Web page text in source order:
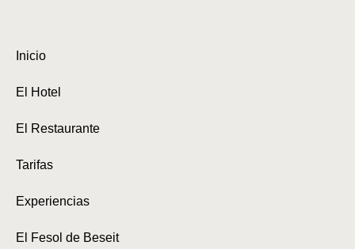
Inicio
El Hotel
El Restaurante
Tarifas
Experiencias
El Fesol de Beseit